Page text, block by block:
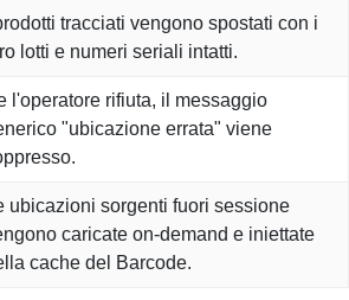
prodotti tracciati vengono spostati con i
lotti e numeri seriali intatti.
l'operatore rifiuta, il messaggio
"ubicazione errata" viene
ubicazioni sorgenti fuori sessione
caricate on-demand e iniettate
cache del Barcode.